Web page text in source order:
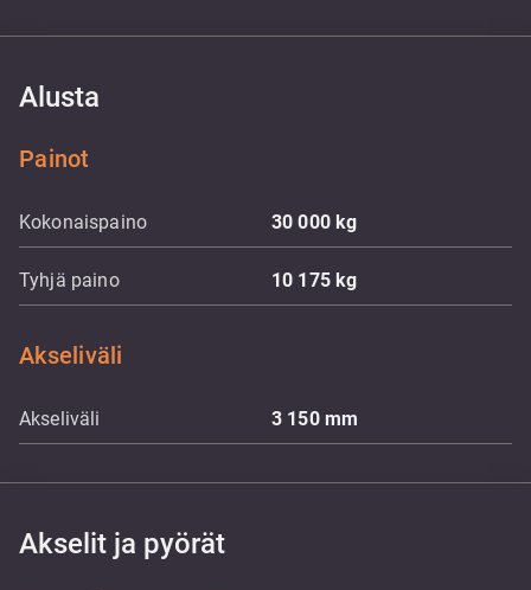
Alusta
Painot
Kokonaispaino 30 000kg
Tyhjä paino 10 175kg
Akseliväli
Akseliväli 3 150 mm
Akselit ja pyörät